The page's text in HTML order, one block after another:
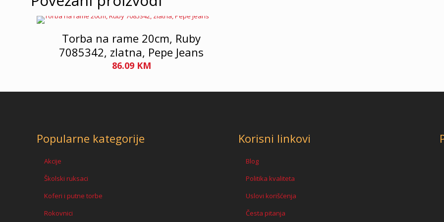
Torba na rame 20cm, Ruby
7085342, zlatna, Pepe Jeans
86.09 KM
Popularne kategorije
Akcije
Školski ruksaci
Koferi i putne torbe
Rokovnici
Korisni linkovi
Blog
Politika kvaliteta
Uslovi korišćenja
Česta pitanja